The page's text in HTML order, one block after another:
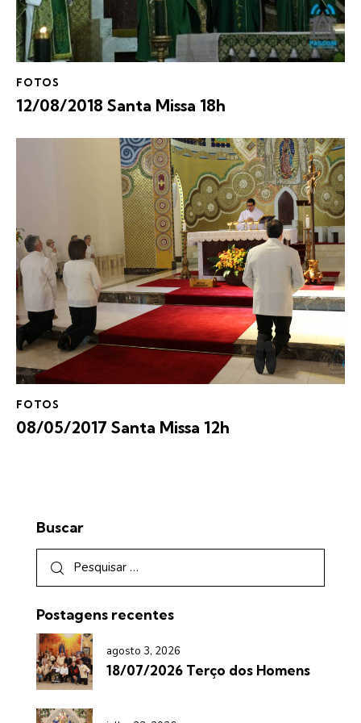
FOTOS
12/08/2018 Santa Missa 18h
FOTOS
08/05/2017 Santa Missa 12h
Buscar
Postagens recentes
agosto 3, 2026
18/07/2026 Terço dos Homens